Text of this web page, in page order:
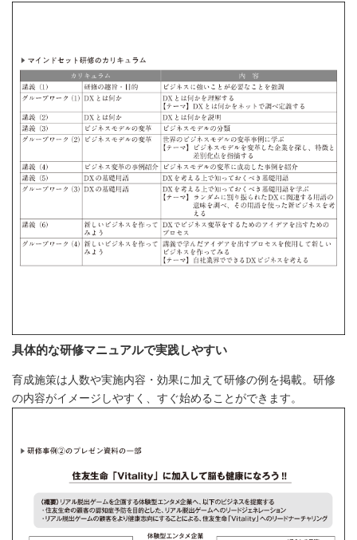
具体的な研修マニュアルで実践しやすい
育成施策は人数や実施内容・効果に加えて研修の例を掲載。研修
の内容がイメージしやすく、すぐ始めることができます。